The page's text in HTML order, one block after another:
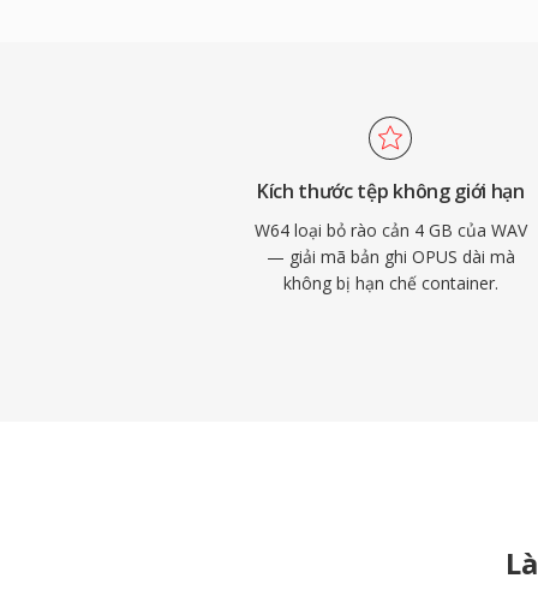
Đối với kỹ sư và nhà sản xuất thường
dạng dài, chất lượng cao, W64 mang lại
của WAV mà không có giới hạn kích
Kích thước tệp không giới hạn
W64 loại bỏ rào cản 4 GB của WAV
— giải mã bản ghi OPUS dài mà
không bị hạn chế container.